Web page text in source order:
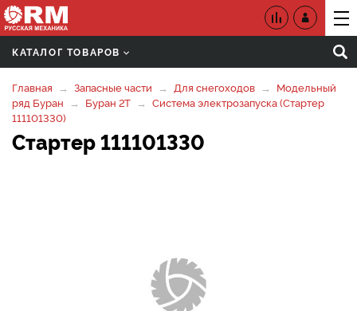
КАТАЛОГ ТОВАРОВ
Главная Запасные части Для снегоходов
Модельный
ряд Буран
Буран 2Т
Система электрозапуска (Стартер
111101330)
Стартер 111101330